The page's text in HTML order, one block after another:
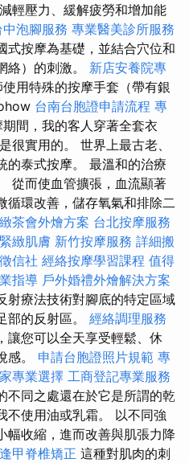
輕壓力、緩解疲勞和增加能
中泡腳服務 專業醫美診所服務
式按摩為基礎，並結合穴位和
絡）的刺激。 新店安養院專
用特殊的按摩手套（帶有銀
台南台胞證申請流程 專
間，我的客人穿著全套衣
很實用的。 世界上最古老、
的泰式按摩。 最溫和的治療
從而使血管擴張，血流顯著
循環改善，儲存氧氣和排除二
茶會外燴方案 台北按摩服務
緻肌膚 新竹按摩服務 詳細搬
信社 經絡按摩學習課程 值得
指導 戶外婚禮外燴解決方案
射療法技術對腳底的特定區域
部的反射區。 經絡調理服務
讓您可以全天享受輕鬆、休
感。 申請台胞證照片規範 專
專業選擇 工商登記專業服務
不同之處還在於它是所謂的乾
不使用油或乳霜。 以不同強
幅收縮，進而改善與肌張力降
逢甲脊椎矯正 這種對肌肉的刺